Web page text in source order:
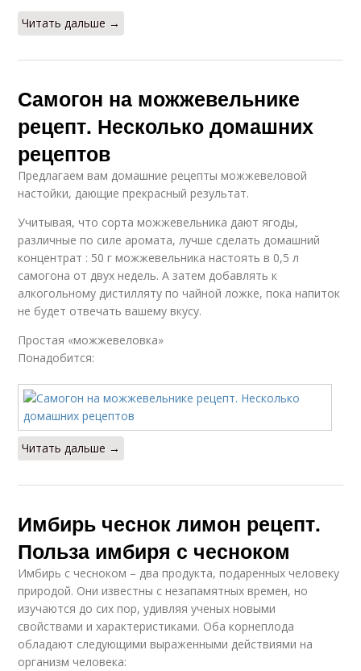
Читать дальше →
Самогон на можжевельнике
рецепт. Несколько домашних
рецептов
Предлагаем вам домашние рецепты можжевеловой
настойки, дающие прекрасный результат.
Учитывая, что сорта можжевельника дают ягоды,
различные по силе аромата, лучше сделать домашний
концентрат : 50 г можжевельника настоять в 0,5 л
самогона от двух недель. А затем добавлять к
алкогольному дистилляту по чайной ложке, пока напиток
не будет отвечать вашему вкусу.
Простая «можжевеловка»
Понадобится:
Читать дальше →
Имбирь чеснок лимон рецепт.
Польза имбиря с чесноком
Имбирь с чесноком – два продукта, подаренных человеку
природой. Они известны с незапамятных времен, но
изучаются до сих пор, удивляя ученых новыми
свойствами и характеристиками. Оба корнеплода
обладают следующими выраженными действиями на
организм человека: